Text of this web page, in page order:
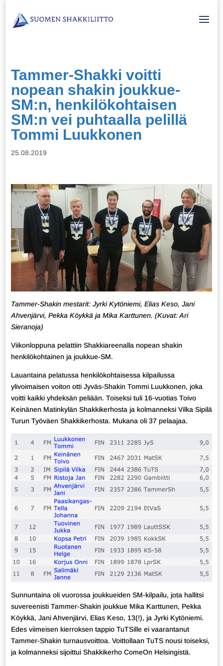
Tammer-Shakki voitti
nopean shakin joukkue-
SM:n, henkilökohtaisen
SM:n vei puhtaalla pelillä
Tommi Luukkonen
25.08.2019
Tammer-Shakin mestarit: Jyrki Kytöniemi, Elias Keso, Jani
Ahvenjärvi, Pekka Köykkä ja Mika Karttunen. (Kuvat: Ari
Sieranoja)
Viikonloppuna pelattiin Shakkiareenalla nopean shakin
henkilökohtainen ja joukkue-SM.
Lauantaina pelatussa henkilökohtaisessa kilpailussa
ylivoimaisen voiton otti Jyväs-Shakin Tommi Luukkonen, joka
voitti kaikki yhdeksän peliään. Toiseksi tuli 16-vuotias Toivo
Keinänen Matinkylän Shakkikerhosta ja kolmanneksi Vilka Sipilä
Turun Työväen Shakkikerhosta. Mukana oli 37 pelaajaa.
Sunnuntaina oli vuorossa joukkueiden SM-kilpailu, jota hallitsi
suvereenisti Tammer-Shakin joukkue Mika Karttunen, Pekka
Köykkä, Jani Ahvenjärvi, Elias Keso, 13(!), ja Jyrki Kytöniemi.
Edes viimeisen kierroksen tappio TuTSille ei vaarantanut
Tammer-Shakin turnausvoittoa. Voittollaan TuTS nousi toiseksi,
ja kolmanneksi sijoittui Shakkikerho ComeOn Helsingistä.